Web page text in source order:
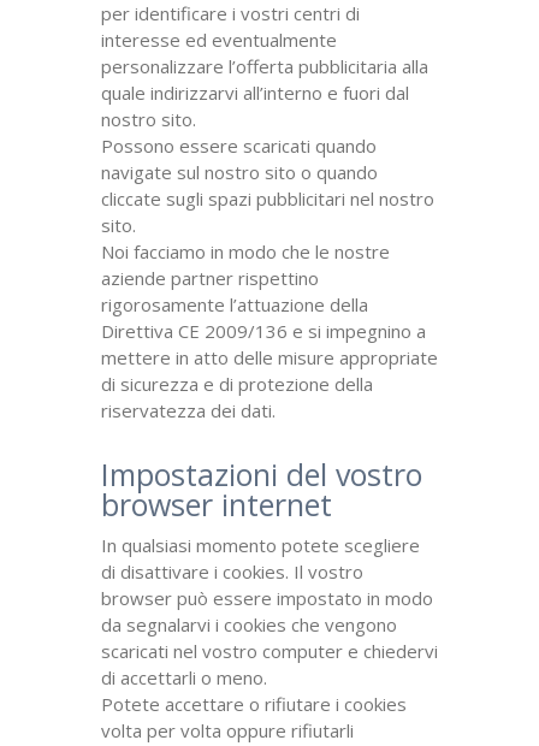
per identificare i vostri centri di
interesse ed eventualmente
personalizzare l’offerta pubblicitaria alla
quale indirizzarvi all’interno e fuori dal
nostro sito.
Possono essere scaricati quando
navigate sul nostro sito o quando
cliccate sugli spazi pubblicitari nel nostro
sito.
Noi facciamo in modo che le nostre
aziende partner rispettino
rigorosamente l’attuazione della
Direttiva CE 2009/136 e si impegnino a
mettere in atto delle misure appropriate
di sicurezza e di protezione della
riservatezza dei dati.
Impostazioni del vostro
browser internet
In qualsiasi momento potete scegliere
di disattivare i cookies. Il vostro
browser può essere impostato in modo
da segnalarvi i cookies che vengono
scaricati nel vostro computer e chiedervi
di accettarli o meno.
Potete accettare o rifiutare i cookies
volta per volta oppure rifiutarli